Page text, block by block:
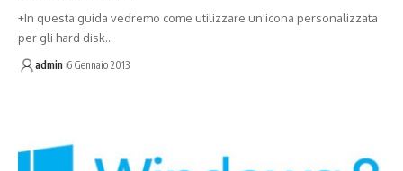
+In questa guida vedremo come utilizzare un'icona personalizzata
per gli hard disk…
admin 6 Gennaio 2013